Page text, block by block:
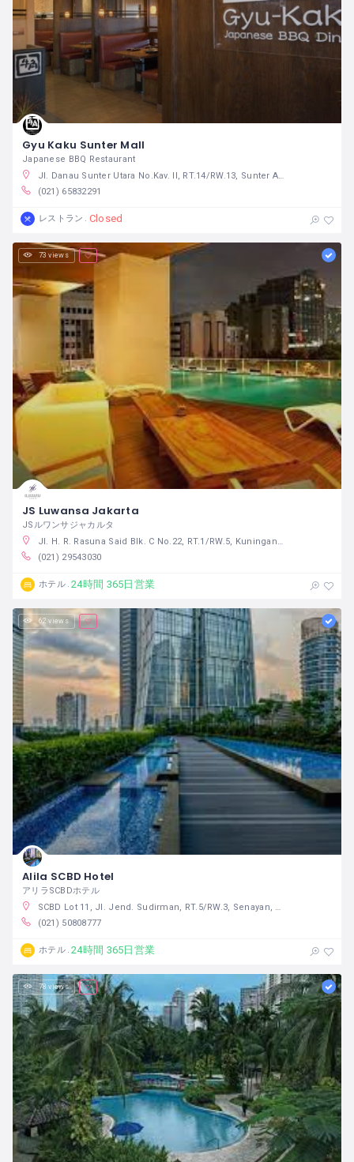
Gyu Kaku Sunter Mall
Japanese BBQ Restaurant
Jl. Danau Sunter Utara No.Kav. II, RT.14/RW.13, Sunter Agung, Tj. Priok, Kota Jkt Utara, Daerah Khusus Ibukota Jakarta 14350 インドネシア
(021) 65832291
レストラン Closed
73 views
JS Luwansa Jakarta
JSルワンサジャカルタ
Jl. H. R. Rasuna Said Blk. C No.22, RT.1/RW.5, Kuningan, Karet Kuningan, Kecamatan Setiabudi, Kota Jakarta Selatan, Daerah Khusus Ibukota Jakarta 12940 インドネシア
(021) 29543030
ホテル 24時間 365日営業
62 views
Alila SCBD Hotel
アリラSCBDホテル
SCBD Lot 11, Jl. Jend. Sudirman, RT.5/RW.3, Senayan, Kebayoran Baru, South Jakarta City, Jakarta 12910 インドネシア
(021) 50808777
ホテル 24時間 365日営業
78 views